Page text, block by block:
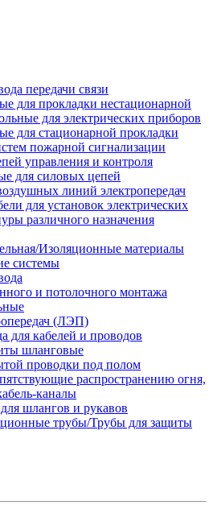
передачи связи
для прокладки нестационарной
для электрических приборов
для стационарной прокладки
пожарной сигнализации
управления и контроля
для силовых цепей
линий электропередач
для установок электрических
различного назначения
Изоляционные материалы
системы
и потолочного монтажа
(ЛЭП)
для кабелей и проводов
шланговые
проводки под полом
распространению огня,
каналы
шлангов и рукавов
трубы/Трубы для защиты